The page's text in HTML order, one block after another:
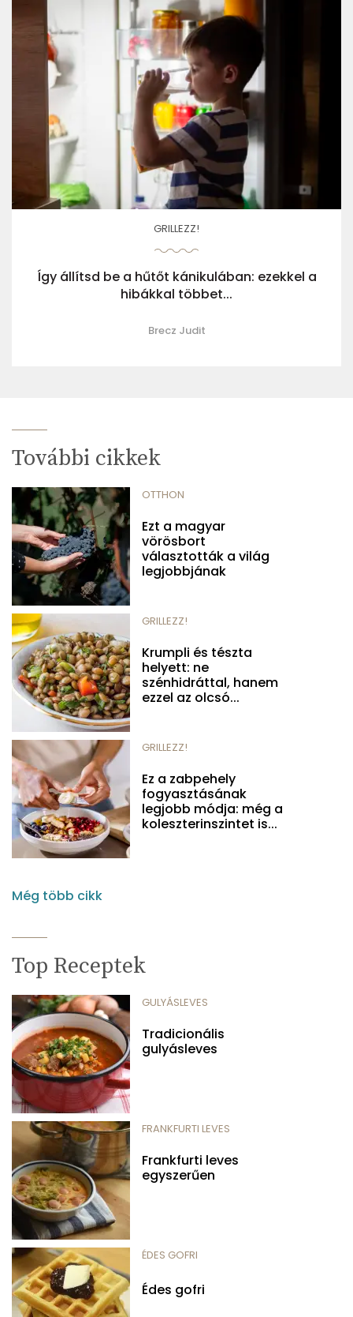
GRILLEZZ!
Így állítsd be a hűtőt kánikulában: ezekkel a
hibákkal többet...
Brecz Judit
További cikkek
OTTHON
Ezt a magyar
vörösbort
választották a világ
legjobbjának
GRILLEZZ!
Krumpli és tészta
helyett: ne
szénhidráttal, hanem
ezzel az olcsó...
GRILLEZZ!
Ez a zabpehely
fogyasztásának
legjobb módja: még a
koleszterinszintet is...
Még több cikk
Top Receptek
GULYÁSLEVES
Tradicionális
gulyásleves
FRANKFURTI LEVES
Frankfurti leves
egyszerűen
ÉDES GOFRI
Édes gofri